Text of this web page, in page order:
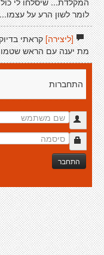
לומר לשון הרע על
[ליצירה]קראתי
מת יענה עם הראש
התחברות
התחבר